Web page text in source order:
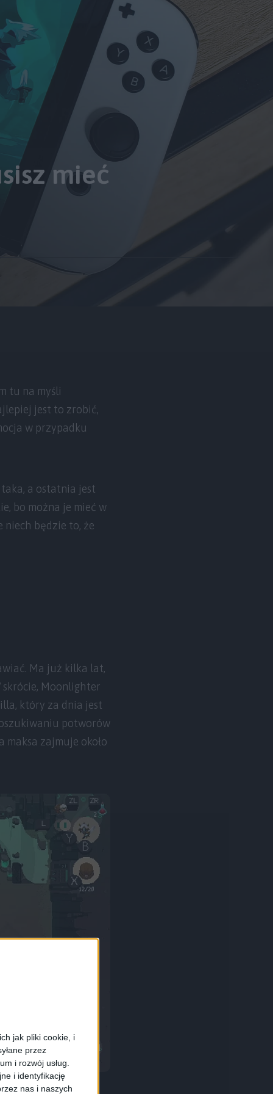
jak pliki cookie, i
przez
i rozwój usług.
i identyfikację
nas i naszych
mieć
tu na myśli
jest to zrobić,
w przypadku
a ostatnia jest
bo można je mieć w
niech będzie to, że
Ma już kilka lat,
Moonlighter
który za dnia jest
potworów
maksa zajmuje około